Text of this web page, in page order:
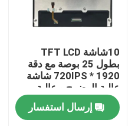
جولة في المصنع
أخبار
اطلب اقتباس
10شاشة TFT LCD
بطول 25 بوصة مع دقة
1920 * 720IPS شاشة
عالية الوضوح و عالية
الوضوح
إرسال استفسار